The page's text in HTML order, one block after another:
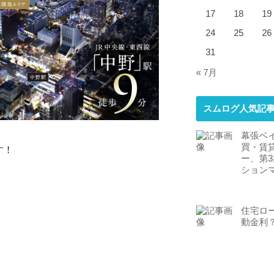
17
18 19
24
25 26
31
« 7月
スムログ人気記
幕張ベ
買・賃
ー、第
ション
住宅ロ
動金利